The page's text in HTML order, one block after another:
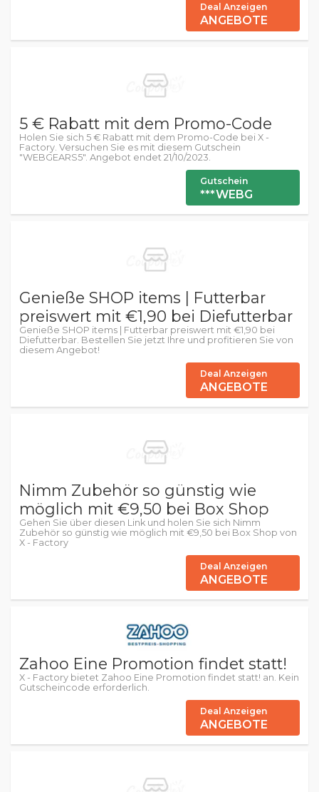
Deal Anzeigen
ANGEBOTE
5 € Rabatt mit dem Promo-Code
Holen Sie sich 5 € Rabatt mit dem Promo-Code bei X -
Factory. Versuchen Sie es mit diesem Gutschein
"WEBGEARS5". Angebot endet 21/10/2023.
Gutschein
***WEBG
Genieße SHOP items | Futterbar
preiswert mit €1,90 bei Diefutterbar
Genieße SHOP items | Futterbar preiswert mit €1,90 bei
Diefutterbar. Bestellen Sie jetzt Ihre und profitieren Sie von
diesem Angebot!
Deal Anzeigen
ANGEBOTE
Nimm Zubehör so günstig wie
möglich mit €9,50 bei Box Shop
Gehen Sie über diesen Link und holen Sie sich Nimm
Zubehör so günstig wie möglich mit €9,50 bei Box Shop von
X - Factory
Deal Anzeigen
ANGEBOTE
Zahoo Eine Promotion findet statt!
X - Factory bietet Zahoo Eine Promotion findet statt! an. Kein
Gutscheincode erforderlich.
Deal Anzeigen
ANGEBOTE